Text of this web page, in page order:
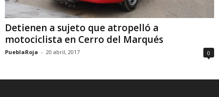
Detienen a sujeto que atropelló a
motociclista en Cerro del Marqués
PueblaRoja - 20 abril, 2017 0